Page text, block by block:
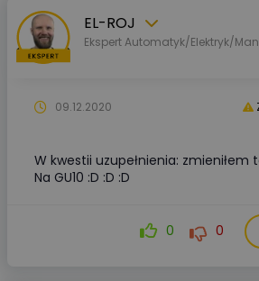
EL-ROJ
Ekspert Automatyk/Elektryk/
09.12.2020
W kwestii uzupełnienia: zmieniłem
Na GU10 :D :D :D
0 0